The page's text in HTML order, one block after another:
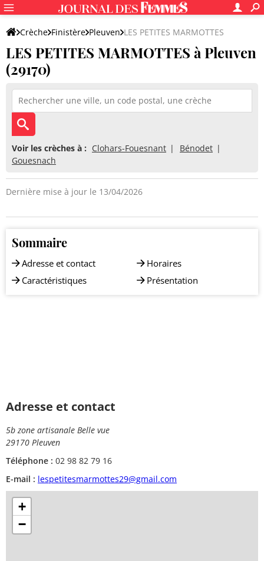
Crèche Finistère Pleuven LES PETITES MARMOTTES
LES PETITES MARMOTTES à Pleuven
(29170)
Voir les crèches à : Clohars-Fouesnant
Bénodet
Gouesnach
Dernière mise à jour le 13/04/2026
Sommaire
Adresse et contact
Caractéristiques
Horaires
Présentation
Adresse et contact
5b zone artisanale Belle vue
29170 Pleuven
Téléphone : 02 98 82 79 16
E-mail : lespetitesmarmottes29@gmail.com
+
−